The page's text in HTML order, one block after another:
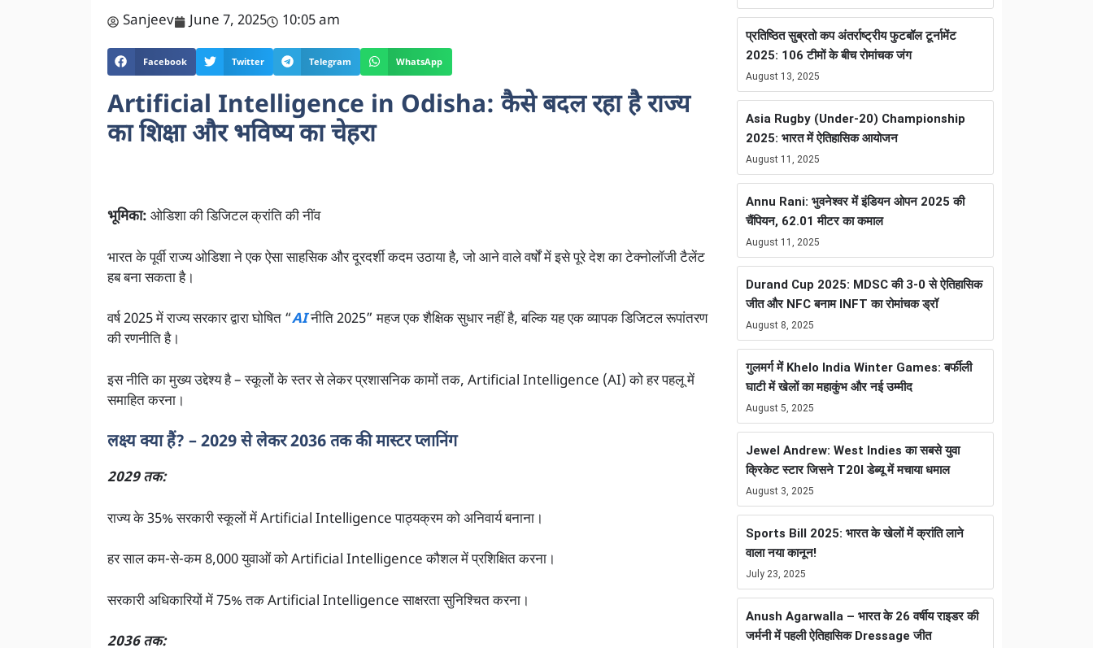
Sanjeev June 7, 2025 10:05 am
Facebook Twitter Telegram WhatsApp
Artificial Intelligence in Odisha: कैसे बदल रहा है राज्य
का शिक्षा और भविष्य का चेहरा
भूमिका: ओडिशा की डिजिटल क्रांति की नींव
भारत के पूर्वी राज्य ओडिशा ने एक ऐसा साहसिक और दूरदर्शी कदम उठाया है, जो आने वाले वर्षों में इसे पूरे देश का टेक्नोलॉजी टैलेंट
हब बना सकता है।
वर्ष 2025 में राज्य सरकार द्वारा घोषित “AIनीति 2025” महज एक शैक्षिक सुधार नहीं है, बल्कि यह एक व्यापक डिजिटल रूपांतरण
की रणनीति है।
इस नीति का मुख्य उद्देश्य है – स्कूलों के स्तर से लेकर प्रशासनिक कामों तक, Artificial Intelligence (AI) को हर पहलू में
समाहित करना।
लक्ष्य क्या हैं? – 2029 से लेकर 2036 तक की मास्टर प्लानिंग
2029 तक:
राज्य के 35% सरकारी स्कूलों में Artificial Intelligence पाठ्यक्रम को अनिवार्य बनाना।
हर साल कम-से-कम 8,000 युवाओं को Artificial Intelligence कौशल में प्रशिक्षित करना।
सरकारी अधिकारियों में 75% तक Artificial Intelligence साक्षरता सुनिश्चित करना।
2036 तक:
प्रतिष्ठित सुब्रतो कप अंतर्राष्ट्रीय फुटबॉल टूर्नामेंट
2025: 106 टीमों के बीच रोमांचक जंग
August 13, 2025
Asia Rugby (Under-20) Championship
2025: भारत में ऐतिहासिक आयोजन
August 11, 2025
Annu Rani: भुवनेश्वर में इंडियन ओपन 2025 की
चैंपियन, 62.01 मीटर का कमाल
August 11, 2025
Durand Cup 2025: MDSC की 3-0 से ऐतिहासिक
जीत और NFC बनाम INFT का रोमांचक ड्रॉ
August 8, 2025
गुलमर्ग में Khelo India Winter Games: बर्फीली
घाटी में खेलों का महाकुंभ और नई उम्मीद
August 5, 2025
Jewel Andrew: West Indies का सबसे युवा
क्रिकेट स्टार जिसने T20I डेब्यू में मचाया धमाल
August 3, 2025
Sports Bill 2025: भारत के खेलों में क्रांति लाने
वाला नया कानून!
July 23, 2025
Anush Agarwalla – भारत के 26 वर्षीय राइडर की
जर्मनी में पहली ऐतिहासिक Dressage जीत